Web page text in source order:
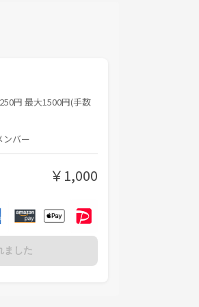
円 最大1500円(手数
ンバー
￥1,000
ました